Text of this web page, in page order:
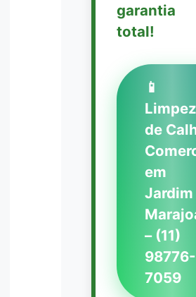
garantia
total!
📱
de
em
Jardim
– (11)
98776-
7059